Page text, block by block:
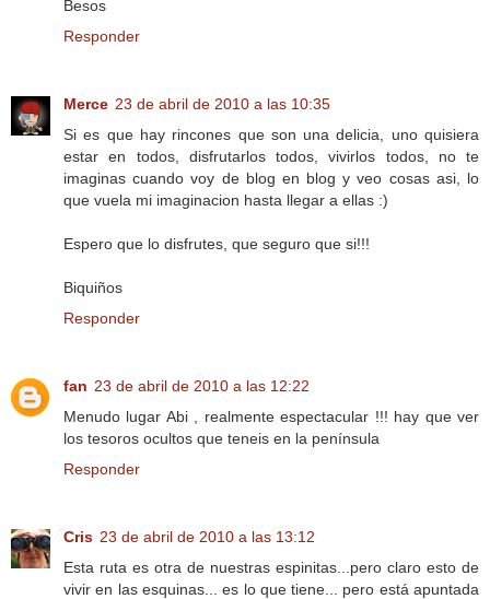
Besos
Responder
Merce 23 de abril de 2010 a las 10:35
Si es que hay rincones que son una delicia, uno quisiera
estar en todos, disfrutarlos todos, vivirlos todos, no te
imaginas cuando voy de blog en blog y veo cosas asi, lo
que vuela mi imaginacion hasta llegar a ellas :)
Espero que lo disfrutes, que seguro que si!!!
Biquiños
Responder
fan 23 de abril de 2010 a las 12:22
Menudo lugar Abi , realmente espectacular !!! hay que ver
los tesoros ocultos que teneis en la península
Responder
Cris 23 de abril de 2010 a las 13:12
Esta ruta es otra de nuestras espinitas...pero claro esto de
vivir en las esquinas... es lo que tiene... pero está apuntada